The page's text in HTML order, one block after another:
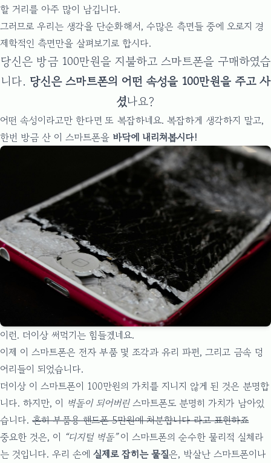
할 거리를 아주 많이 남깁니다.
그러므로 우리는 생각을 단순화해서, 수많은 측면들 중에 오로지 경
제학적인 측면만을 살펴보기로 합시다.
당신은 방금 100만원을 지불하고 스마트폰을 구매하였습
니다. 당신은 스마트폰의 어떤 속성을 100만원을 주고 사
셨나요?
어떤 속성이라고만 한다면 또 복잡하네요. 복잡하게 생각하지 말고,
한번 방금 산 이 스마트폰을 바닥에 내리쳐봅시다!
이런. 더이상 써먹기는 힘들겠네요.
이제 이 스마트폰은 전자 부품 몇 조각과 유리 파편, 그리고 금속 덩
어리들이 되었습니다.
더이상 이 스마트폰이 100만원의 가치를 지니지 않게 된 것은 분명합
니다. 하지만, 이 벽돌이 되어버린스마트폰도 분명히 가치가 남아있
습니다. 흔히 부품용 핸드폰 5만원에 처분합니다 라고 표현하죠
중요한 것은, 이 “디지털 벽돌”이 스마트폰의 순수한 물리적 실체라
는 것입니다. 우리 손에 실제로 잡히는 물질은, 박살난 스마트폰이나